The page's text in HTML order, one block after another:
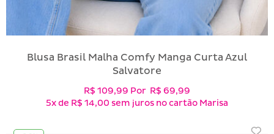
Blusa Brasil Malha Comfy Manga Curta Azul
Salvatore
R$ 109,99 Por R$ 69,99
5xde R$ 14,00 sem juros no cartão Marisa